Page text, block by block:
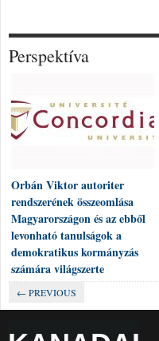
Perspektíva
Orbán Viktor autoriter
rendszerének összeomlása
Magyarországon és az ebből
levonható tanulságok a
demokratikus kormányzás
számára világszerte
← PREVIOUS